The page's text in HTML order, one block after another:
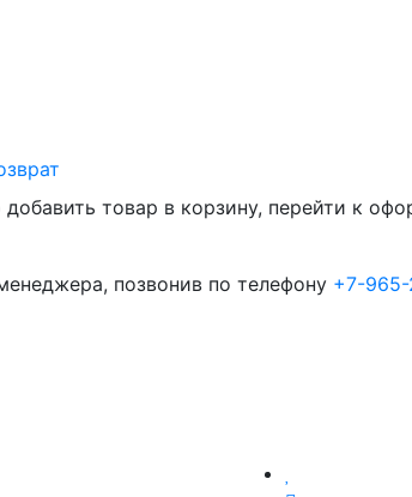
товар в корзину, перейти к
позвонив по телефону +7-965-